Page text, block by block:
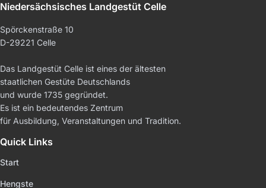
Niedersächsisches Landgestüt Celle
Spörckenstraße 10
D-29221 Celle
Das Landgestüt Celle ist eines der ältesten
staatlichen Gestüte Deutschlands
und wurde 1735 gegründet.
Es ist ein bedeutendes Zentrum
für Ausbildung, Veranstaltungen und Tradition.
Quick Links
Start
Hengste